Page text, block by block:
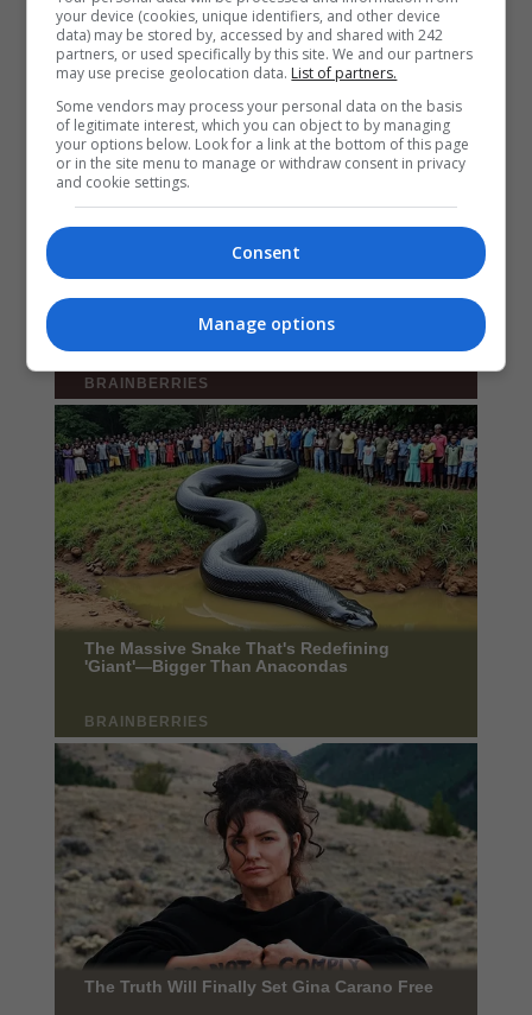
your device (cookies, unique identifiers, and other device
data) may be stored by, accessed by and shared with 242
partners, or used specifically by this site. We and our partners
may use precise geolocation data. List of partners.
Some vendors may process your personal data on the basis
of legitimate interest, which you can object to by managing
your options below. Look for a link at the bottom of this page
or in the site menu to manage or withdraw consent in privacy
and cookie settings.
Consent
Manage options